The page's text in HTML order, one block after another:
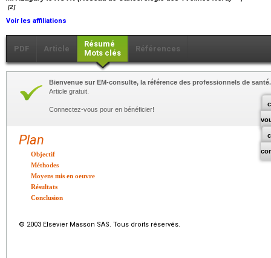
[2]
Voir les affiliations
PDF Article
Résumé
Mots clés
Références
Bienvenue sur EM-consulte, la référence des professionnels de santé.
Article gratuit.
Connectez-vous pour en bénéficier!
Plan
Objectif
Méthodes
Moyens mis en oeuvre
Résultats
Conclusion
© 2003 Elsevier Masson SAS. Tous droits réservés.